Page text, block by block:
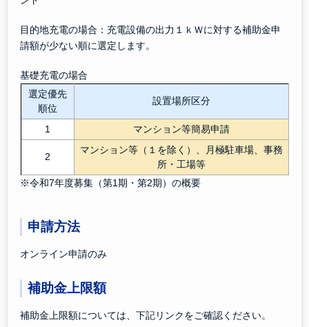
目的地充電の場合：充電設備の出力１ｋＷに対する補助金申
請額が少ない順に選定します。
基礎充電の場合
選定優先
順位
設置場所区分
1 マンション等簡易申請
2
マンション等（１を除く）、月極駐車場、事務
所・工場等
※令和7年度募集（第1期・第2期）の概要
申請方法
オンライン申請のみ
補助金上限額
補助金上限額については、下記リンクをご確認ください。